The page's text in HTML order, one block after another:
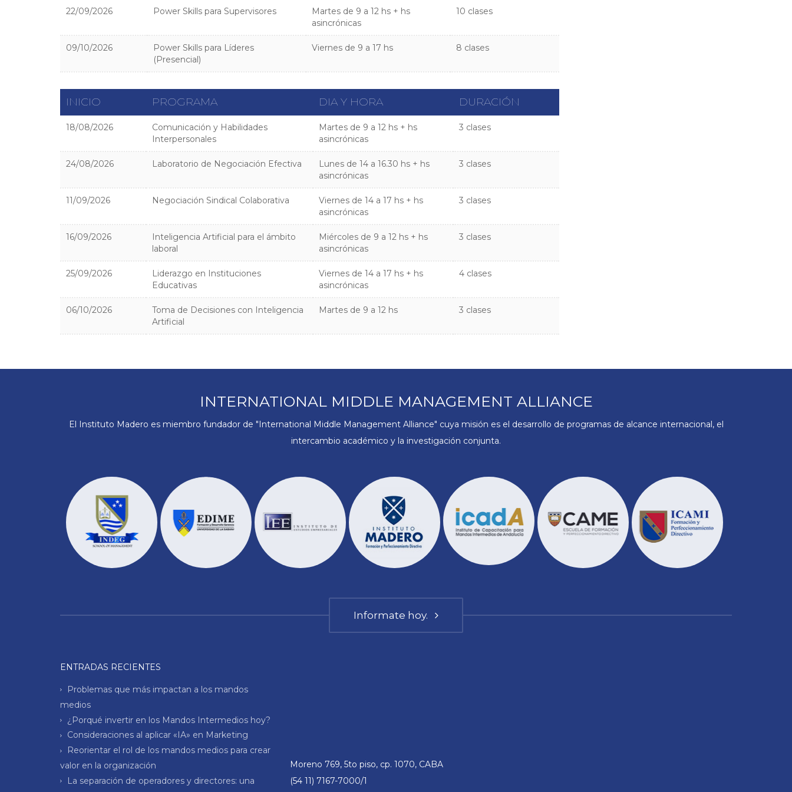
22/09/2026 Power Skills para Supervisores
Martes de 9 a 12 hs + hs
asincrónicas
10 clases
09/10/2026
Power Skills para Líderes
(Presencial)
Viernes de 9 a 17 hs 8 clases
INICIO PROGRAMA DIA Y HORA DURACIÓN
18/08/2026
Comunicación y Habilidades
Interpersonales
Martes de 9 a 12 hs + hs
asincrónicas
3 clases
24/08/2026 Laboratorio de Negociación Efectiva
Lunes de 14 a 16.30 hs + hs
asincrónicas
3 clases
11/09/2026 Negociación Sindical Colaborativa
Viernes de 14 a 17 hs + hs
asincrónicas
3 clases
16/09/2026
Inteligencia Artificial para el ámbito
laboral
Miércoles de 9 a 12 hs + hs
asincrónicas
3 clases
25/09/2026
Liderazgo en Instituciones
Educativas
Viernes de 14 a 17 hs + hs
asincrónicas
4 clases
06/10/2026
Toma de Decisiones con Inteligencia
Artificial
Martes de 9 a 12 hs 3 clases
INTERNATIONAL MIDDLE MANAGEMENT ALLIANCE
El Instituto Madero es miembro fundador de "International Middle Management Alliance" cuya misión es el desarrollo de programas de alcance internacional, el
intercambio académico y la investigación conjunta.
Informate hoy.
ENTRADAS RECIENTES
Problemas que más impactan a los mandos
medios
¿Porqué invertir en los Mandos Intermedios hoy?
Consideraciones al aplicar «IA» en Marketing
Reorientar el rol de los mandos medios para crear
valor en la organización
La separación de operadores y directores: una
Moreno 769, 5to piso, cp. 1070, CABA
(54 11) 7167-7000/1